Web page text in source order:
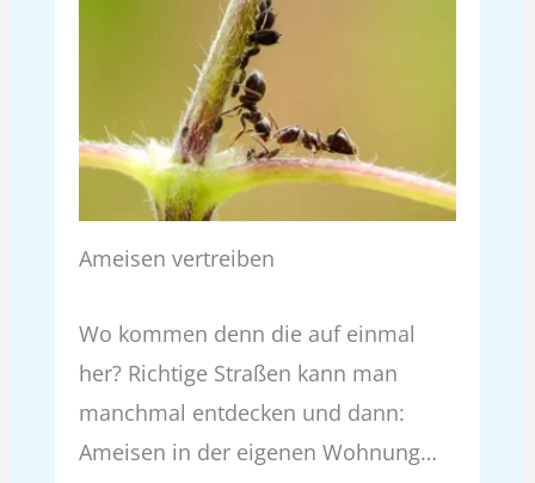
Ameisen vertreiben
Wo kommen denn die auf einmal
her? Richtige Straßen kann man
manchmal entdecken und dann:
Ameisen in der eigenen Wohnung…